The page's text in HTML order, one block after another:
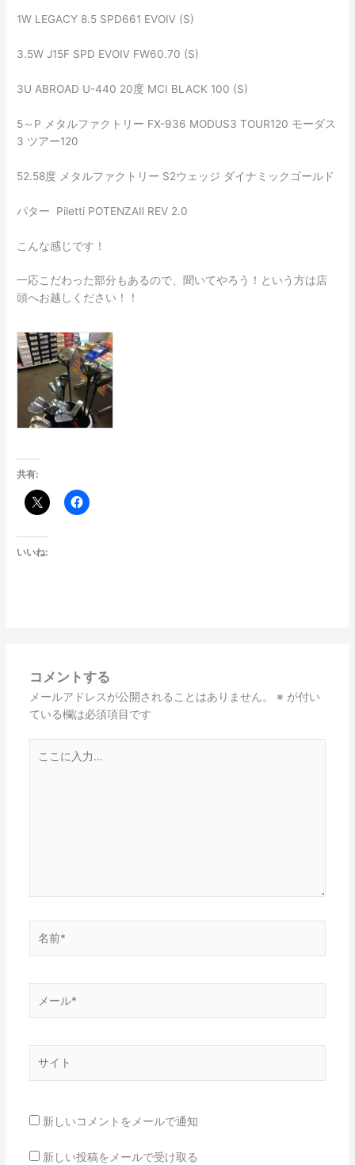
1W LEGACY 8.5 SPD661 EVOⅣ (S)
3.5W J15F SPD EVOⅣ FW60.70 (S)
3U ABROAD U-440 20度 MCI BLACK 100 (S)
5～P メタルファクトリー FX-936 MODUS3 TOUR120 モーダス
3 ツアー120
52.58度 メタルファクトリー S2ウェッジ ダイナミックゴールド
パター Piletti POTENZAⅡ REV 2.0
こんな感じです！
一応こだわった部分もあるので、聞いてやろう！という方は店
頭へお越しください！！
共有:
いいね:
コメントする
メールアドレスが公開されることはありません。 ※ が付い
ている欄は必須項目です
ー
*
新しいコメントをメールで通知
新しい投稿をメールで受け取る